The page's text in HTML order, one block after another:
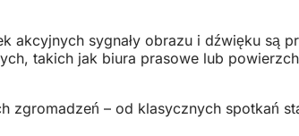
akcyjnych sygnały obrazu i dźwięku są
takich jak biura prasowe lub
zgromadzeń – od klasycznych spotkań